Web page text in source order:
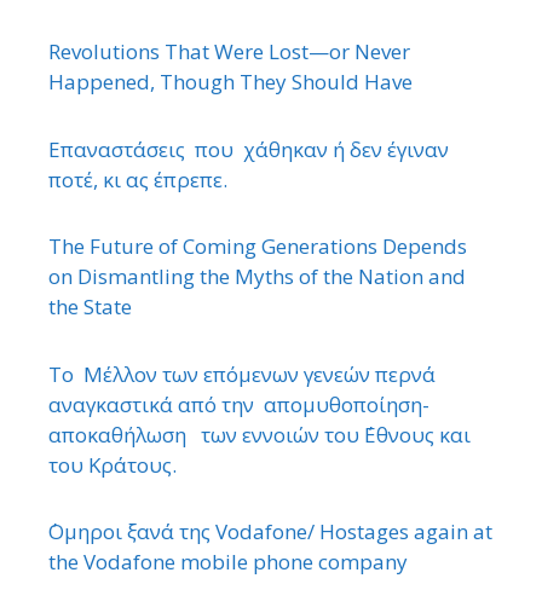
Revolutions That Were Lost—or Never
Happened, Though They Should Have
Επαναστάσεις που χάθηκαν ή δεν έγιναν
ποτέ, κι ας έπρεπε.
The Future of Coming Generations Depends
on Dismantling the Myths of the Nation and
the State
Το Μέλλον των επόμενων γενεών περνά
αναγκαστικά από την απομυθοποίηση-
αποκαθήλωση των εννοιών του ΄Εθνους και
του Κράτους.
΄Ομηροι ξανά της Vodafone/ Hostages again at
the Vodafone mobile phone company